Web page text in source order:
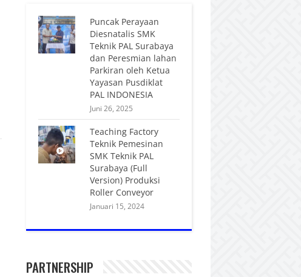
Puncak Perayaan
Diesnatalis SMK
Teknik PAL Surabaya
dan Peresmian lahan
Parkiran oleh Ketua
Yayasan Pusdiklat
PAL INDONESIA
Juni 26, 2025
Teaching Factory
Teknik Pemesinan
SMK Teknik PAL
Surabaya (Full
Version) Produksi
Roller Conveyor
Januari 15, 2024
PARTNERSHIP